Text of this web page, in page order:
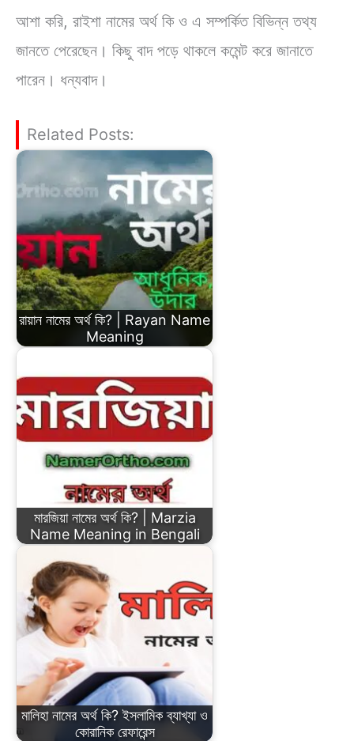
আশা করি, রাইশা নামের অর্থ কি ও এ সম্পর্কিত বিভিন্ন তথ্য
জানতে পেরেছেন। কিছু বাদ পড়ে থাকলে কমেন্ট করে জানাতে
পারেন। ধন্যবাদ।
Related Posts:
রায়ান নামের অর্থ কি? | Rayan Name
Meaning
মারজিয়া নামের অর্থ কি? | Marzia
Name Meaning in Bengali
মালিহা নামের অর্থ কি? ইসলামিক ব্যাখ্যা ও
কোরানিক রেফারেন্স